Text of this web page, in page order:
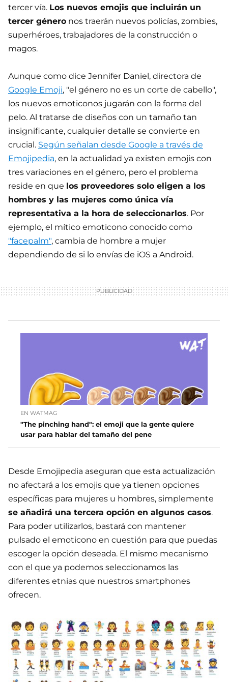
tercer vía. Los nuevos emojis que incluirán un
tercer género nos traerán nuevos policías, zombies,
superhéroes, trabajadores de la construcción o
magos.
Aunque como dice Jennifer Daniel, directora de
Google Emoji, "el género no es un corte de cabello",
los nuevos emoticonos jugarán con la forma del
pelo. Al tratarse de diseños con un tamaño tan
insignificante, cualquier detalle se convierte en
crucial. Según señalan desde Google a través de
Emojipedia, en la actualidad ya existen emojis con
tres variaciones en el género, pero el problema
reside en que los proveedores solo eligen a los
hombres y las mujeres como única vía
representativa a la hora de seleccionarlos. Por
ejemplo, el mítico emoticono conocido como
"facepalm", cambia de hombre a mujer
dependiendo de si lo envías de iOS a Android.
EN WATMAG
"The pinching hand": el emoji que la gente quiere
usar para hablar del tamaño del pene
Desde Emojipedia aseguran que esta actualización
no afectará a los emojis que ya tienen opciones
específicas para mujeres u hombres, simplemente
se añadirá una tercera opción en algunos casos.
Para poder utilizarlos, bastará con mantener
pulsado el emoticono en cuestión para que puedas
escoger la opción deseada. El mismo mecanismo
con el que ya podemos seleccionamos las
diferentes etnias que nuestros smartphones
ofrecen.